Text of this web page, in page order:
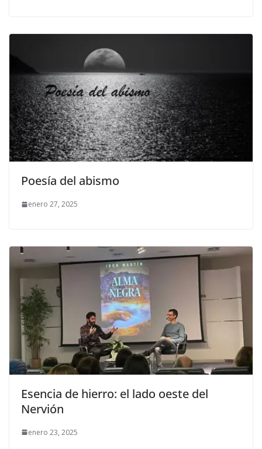
Poesía del abismo
enero 27, 2025
Esencia de hierro: el lado oeste del
Nervión
enero 23, 2025